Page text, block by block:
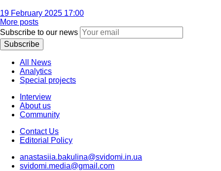
19 February 2025 17:00
More posts
Subscribe to our news
Subscribe
All News
Analytics
Special projects
Interview
About us
Community
Contact Us
Editorial Policy
anastasiia.bakulina@svidomi.in.ua
svidomi.media@gmail.com